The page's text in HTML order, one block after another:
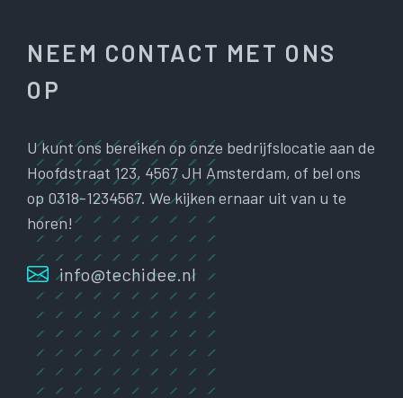
NEEM CONTACT MET ONS
OP
U kunt ons bereiken op onze bedrijfslocatie aan de
Hoofdstraat 123, 4567 JH Amsterdam, of bel ons
op 0318-1234567. We kijken ernaar uit van u te
horen!
info@techidee.nl